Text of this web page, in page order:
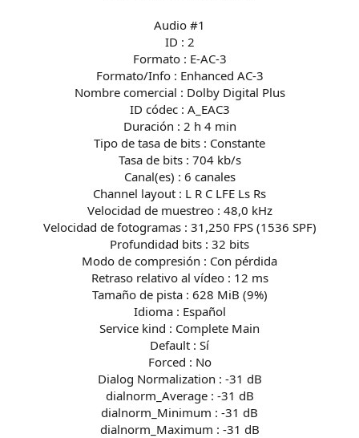
Audio #1
ID : 2
Formato : E-AC-3
Formato/Info : Enhanced AC-3
Nombre comercial : Dolby Digital Plus
ID códec : A_EAC3
Duración : 2 h 4 min
Tipo de tasa de bits : Constante
Tasa de bits : 704 kb/s
Canal(es) : 6 canales
Channel layout : L R C LFE Ls Rs
Velocidad de muestreo : 48,0 kHz
Velocidad de fotogramas : 31,250 FPS (1536 SPF)
Profundidad bits : 32 bits
Modo de compresión : Con pérdida
Retraso relativo al vídeo : 12 ms
Tamaño de pista : 628 MiB (9%)
Idioma : Español
Service kind : Complete Main
Default : Sí
Forced : No
Dialog Normalization : -31 dB
dialnorm_Average : -31 dB
dialnorm_Minimum : -31 dB
dialnorm_Maximum : -31 dB